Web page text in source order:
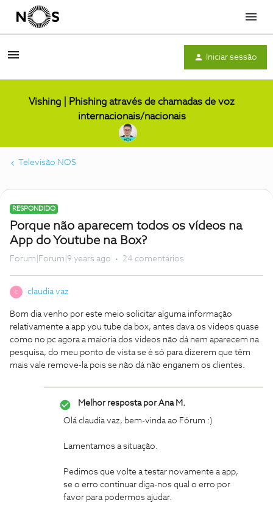
Menu
Iniciar sessão
Vishing | Phishing através de chamadas de voz
internacionais/nacionais
Televisão NOS
RESPONDIDO
Porque não aparecem todos os vídeos na
App do Youtube na Box?
Forum|Forum|9 years ago 24 comentários
C claudia vaz
Bom dia venho por este meio solicitar alguma informação
relativamente a app you tube da box, antes dava os videos quase
como no pc agora a maioria dos videos não dá nem aparecem na
pesquisa, do meu ponto de vista se é só para dizerem que têm
mais vale remove-la pois se não dá não enganem os clientes.
Melhor resposta porAna M.
Olá claudia vaz, bem-vinda ao Fórum :)
Lamentamos a situação.
Pedimos que volte a testar novamente a app,
se o erro continuar diga-nos qual o erro por
favor para podermos ajudar.